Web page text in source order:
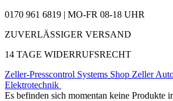
0170 961 6819 | MO-FR 08-18 UHR
ZUVERLÄSSIGER VERSAND
14 TAGE WIDERRUFSRECHT
Zeller-Presscontrol Systems Shop Zeller
Elektrotechnik
Es befinden sich momentan keine Produkte